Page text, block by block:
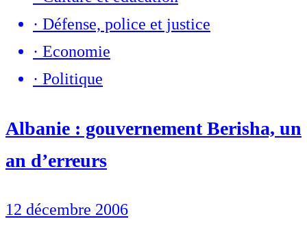
· Défense, police et justice
· Economie
· Politique
Albanie : gouvernement Berisha, un
an d’erreurs
12 décembre 2006